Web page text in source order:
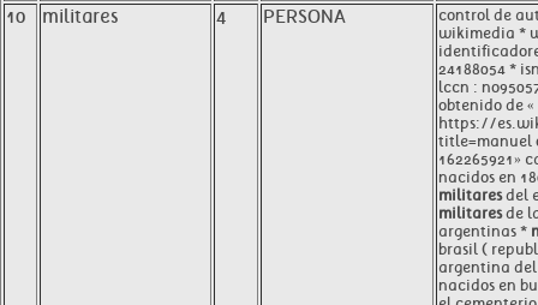
10 militares 4 PERSONA
control de
wikimedia *
24188054 *
lccn :
obtenido de «
https://
title=manuel
162265921»
nacidos en
militaresdel
militaresde
argentinas *
brasil (
argentina
nacidos en